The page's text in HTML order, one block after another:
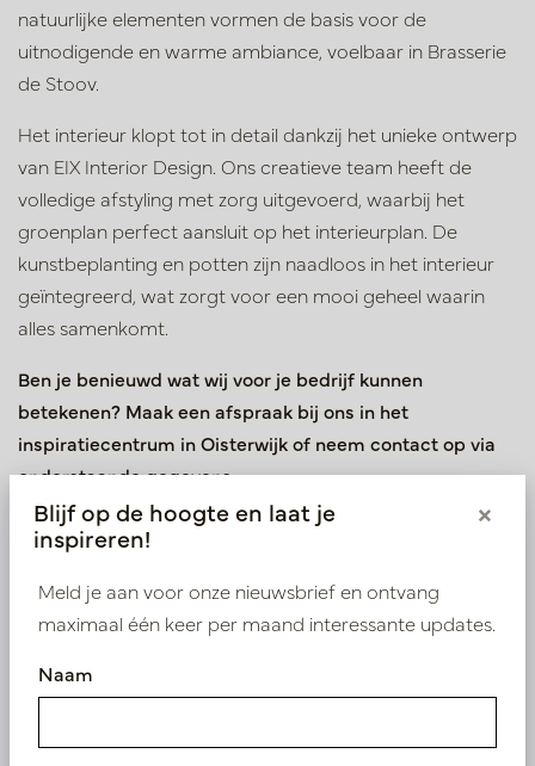
natuurlijke elementen vormen de basis voor de
uitnodigende en warme ambiance, voelbaar in Brasserie
de Stoov.
Het interieur klopt tot in detail dankzij het unieke ontwerp
van EIX Interior Design. Ons creatieve team heeft de
volledige afstyling met zorg uitgevoerd, waarbij het
groenplan perfect aansluit op het interieurplan. De
kunstbeplanting en potten zijn naadloos in het interieur
geïntegreerd, wat zorgt voor een mooi geheel waarin
alles samenkomt.
Ben je benieuwd wat wij voor je bedrijf kunnen
betekenen? Maak een afspraak bij ons in het
inspiratiecentrum in Oisterwijk of neem contact op via
onderstaande gegevens.
Bekijk onze andere projecten
Blijf op de hoogte en laat je
inspireren!
×
Meld je aan voor onze nieuwsbrief en ontvang
maximaal één keer per maand interessante updates.
Naam